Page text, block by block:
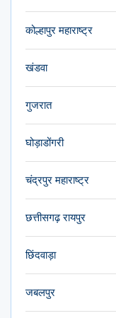
कोल्हापुर महाराष्ट्र
खंडवा
गुजरात
घोड़ाडोंगरी
चंद्रपुर महाराष्ट्र
छत्तीसगढ़ रायपुर
छिंदवाड़ा
जबलपुर